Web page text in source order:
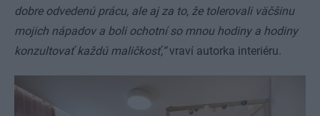
dobre odvedenú prácu, ale aj za to, že tolerovali väčšinu
mojich nápadov a boli ochotní so mnou hodiny a hodiny
konzultovať každú maličkosť,“vraví autorka interiéru.